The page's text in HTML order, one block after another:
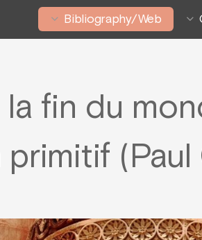
Bibliography/Web
la fin du
primitif